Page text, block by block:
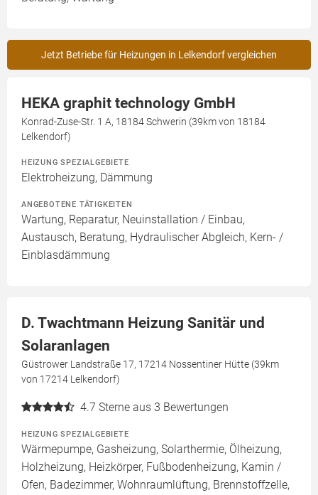
Jetzt Betriebe für Heizungen in Lelkendorf vergleichen
HEKA graphit technology GmbH
Konrad-Zuse-Str. 1 A, 18184 Schwerin (39km von 18184
Lelkendorf)
HEIZUNG SPEZIALGEBIETE
Elektroheizung, Dämmung
ANGEBOTENE TÄTIGKEITEN
Wartung, Reparatur, Neuinstallation / Einbau,
Austausch, Beratung, Hydraulischer Abgleich, Kern- /
Einblasdämmung
D. Twachtmann Heizung Sanitär und
Solaranlagen
Güstrower Landstraße 17, 17214 Nossentiner Hütte (39km
von 17214 Lelkendorf)
4.7 Sterne aus 3 Bewertungen
HEIZUNG SPEZIALGEBIETE
Wärmepumpe, Gasheizung, Solarthermie, Ölheizung,
Holzheizung, Heizkörper, Fußbodenheizung, Kamin /
Ofen, Badezimmer, Wohnraumlüftung, Brennstoffzelle,